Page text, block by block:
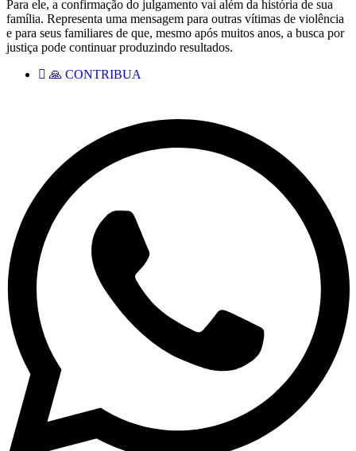
Para ele, a confirmação do julgamento vai além da história de sua
família. Representa uma mensagem para outras vítimas de violência
e para seus familiares de que, mesmo após muitos anos, a busca por
justiça pode continuar produzindo resultados.
🙏 CONTRIBUA